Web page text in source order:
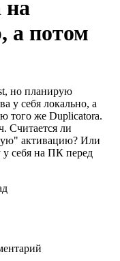
на
а потом
но планирую
у себя локально, а
того же Duplicatora.
Считается ли
активацию? Или
у себя на ПК перед